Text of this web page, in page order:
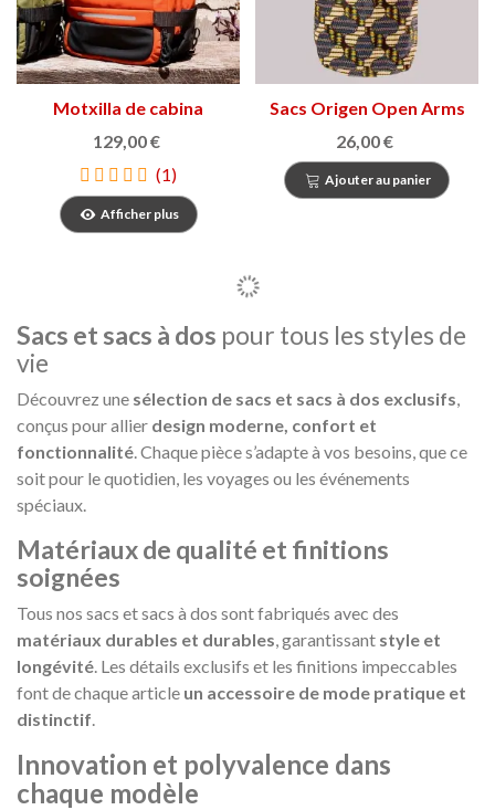
Motxilla de cabina
Adventure Eco
129,00 €
(1)
Afficher plus
Sacs Origen Open Arms
26,00 €
Ajouter au panier
Sacs et sacs à dos pour tous les styles de
vie
Découvrez une sélection de sacs et sacs à dos exclusifs,
conçus pour allier design moderne, confort et
fonctionnalité. Chaque pièce s’adapte à vos besoins, que ce
soit pour le quotidien, les voyages ou les événements
spéciaux.
Matériaux de qualité et finitions
soignées
Tous nos sacs et sacs à dos sont fabriqués avec des
matériaux durables et durables, garantissant style et
longévité. Les détails exclusifs et les finitions impeccables
font de chaque article un accessoire de mode pratique et
distinctif.
Innovation et polyvalence dans
chaque modèle